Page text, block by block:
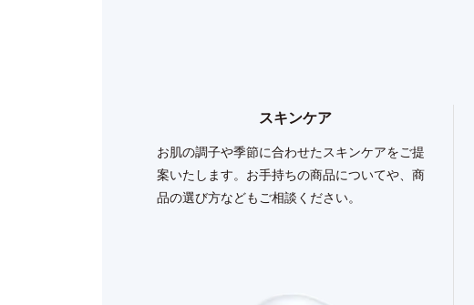
スキンケア
お肌の調子や季節に合わせたスキンケアをご提
案いたします。お手持ちの商品についてや、商
品の選び方などもご相談ください。